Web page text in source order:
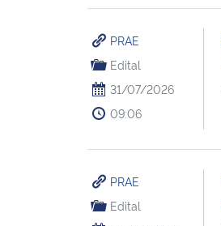
PRAE
Edital
31/07/2026
09:06
PRAE
Edital